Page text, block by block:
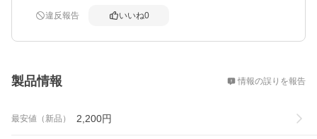
違反報告 いいね0
製品情報 情報の誤りを報告
最安値（新品） 2,200円